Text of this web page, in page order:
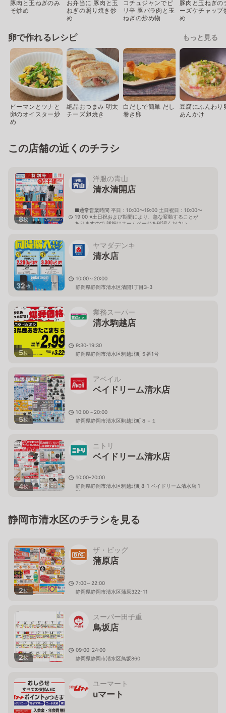
豚肉と玉ねぎのみ
そ炒め
お弁当に 豚肉と玉
ねぎの照り焼き炒
め
コチュジャンでピ
リ辛 豚バラ肉と玉
ねぎの炒め物
豚肉と玉ねぎの
ーズケチャップ
め
卵で作れるレシピ もっと見る
ピーマンとツナと
卵のオイスター炒
め
絶品おつまみ 明太
チーズ卵焼き
白だしで簡単 だし
巻き卵
豆腐にふんわり
あんかけ
この店舗の近くのチラシ
8枚
洋服の青山
清水清開店
■通常営業時間 平日：10:00〜19:00 土日祝日：10:00〜
19:00 ※土日祝および期間により、急な変動することが
ありますので 詳細はホームページを確認ください
32枚
ヤマダデンキ
清水店
10:00～20:00
静岡県静岡市清水区清開1丁目3-3
5枚
業務スーパー
清水駒越店
9:30-19:30
静岡県静岡市清水区駒越北町５番1号
5枚
アベイル
ベイドリーム清水店
10:00～20:00
静岡県静岡市清水区駒越北町８－１
4枚
ニトリ
ベイドリーム清水店
10:00-20:00
静岡県静岡市清水区駒越北町8-1 ベイドリーム清水店 1
階
静岡市清水区のチラシを見る
2枚
ザ・ビッグ
蒲原店
7:00～22:00
静岡県静岡市清水区蒲原322-11
2枚
スーパー田子重
鳥坂店
09:00-24:00
静岡県静岡市清水区鳥坂860
ユーマート
uマート